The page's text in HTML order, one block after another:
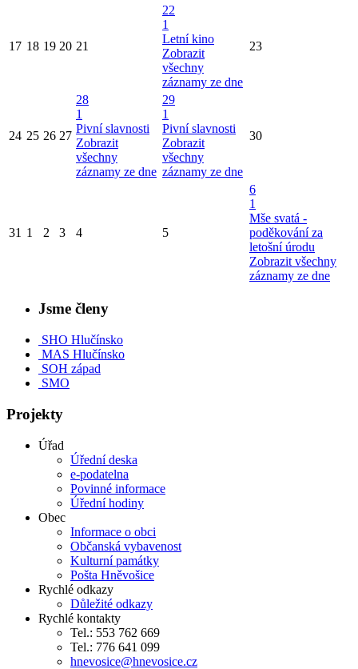
17 18 19 20 21
22
1
Letní kino
Zobrazit
všechny
záznamy ze dne
23
24 25 26 27
28
1
Pivní slavnosti
Zobrazit
všechny
záznamy ze dne
29
1
Pivní slavnosti
Zobrazit
všechny
záznamy ze dne
30
31 1 2 3 4 5
6
1
Mše svatá -
poděkování za
letošní úrodu
Zobrazit všechny
záznamy ze dne
Jsme členy
SHO Hlučínsko
MAS Hlučínsko
SOH západ
SMO
Projekty
Úřad
Úřední deska
e-podatelna
Povinné informace
Úřední hodiny
Obec
Informace o obci
Občanská vybavenost
Kulturní památky
Pošta Hněvošice
Rychlé odkazy
Důležité odkazy
Rychlé kontakty
Tel.: 553 762 669
Tel.: 776 641 099
hnevosice@hnevosice.cz